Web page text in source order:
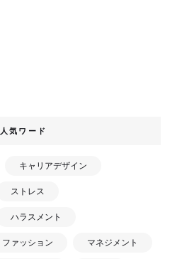
人気ワード
キャリアデザイン
ストレス
ハラスメント
ファッション マネジメント